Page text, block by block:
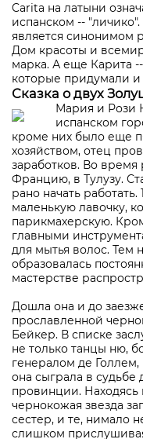
Carita на латыни
испанском --
является синонимом
Дом красоты и
марка. А еще Карита
которые придумали и
Сказка о двух
Мария и Рози
испанском
кроме них было еще
хозяйством, отец
заработков. Во
Францию, в Тулузу.
рано начать
маленькую лавочку,
парикмахерскую.
главными
для мытья волос. Тем
образовалась
мастерстве
Дошла она и до
прославленной
Бейкер. В списке
не только танцы ню,
генералом де
она сыграла в судьбе
провинции. Находясь
чернокожая звезда
сестер, и те, нимало
слишком